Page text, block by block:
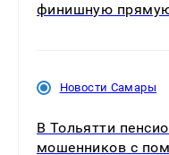
финишную
Новости Самары
В Тольятти
мошенников с